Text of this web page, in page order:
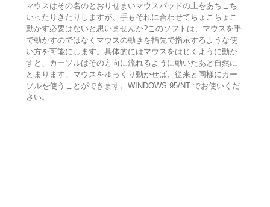
マウスはその名のとおりせまいマウスパッドの上をあちこち
いったりきたりしますが、手もそれに合わせてちょこちょこ
動かす必要はないと思いませんか?このソフトは、マウスを手
で動かすのではなくマウスの動きを指先で指示するような使
い方を可能にします。具体的にはマウスをはじくように動か
すと、カーソルはその方向に流れるように動いたあと自然に
とまります。マウスをゆっくり動かせば、従来と同様にカー
ソルを使うことができます。WINDOWS 95/NT でお使いくだ
さい。